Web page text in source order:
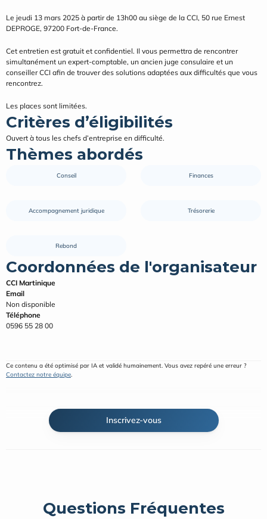
Inscrivez-vous
Le jeudi 13 mars 2025 à partir de 13h00 au siège de la CCI, 50 rue Ernest
DEPROGE, 97200 Fort-de-France.
Cet entretien est gratuit et confidentiel. Il vous permettra de rencontrer
simultanément un expert-comptable, un ancien juge consulaire et un
conseiller CCI afin de trouver des solutions adaptées aux difficultés que vous
rencontrez.
Les places sont limitées.
Critères d’éligibilités
Ouvert à tous les chefs d’entreprise en difficulté.
Thèmes abordés
Conseil Finances
Accompagnement juridique Trésorerie
Rebond
Coordonnées de l'organisateur
CCI Martinique
Email
Non disponible
Téléphone
0596 55 28 00
Contactez notre équipe.
Questions Fréquentes